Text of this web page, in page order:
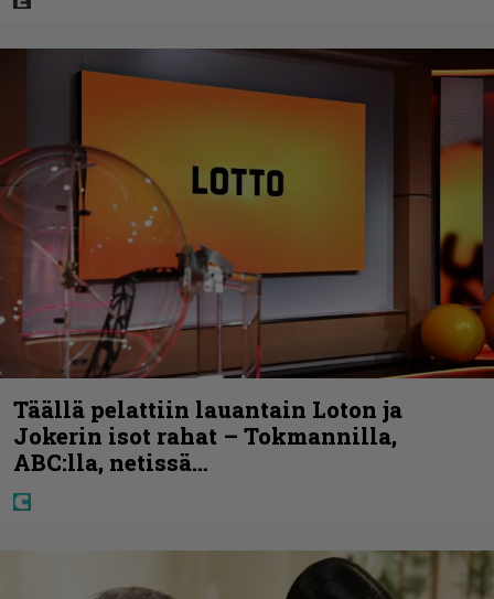
Täällä pelattiin lauantain Loton ja
Jokerin isot rahat – Tokmannilla,
ABC:lla, netissä…